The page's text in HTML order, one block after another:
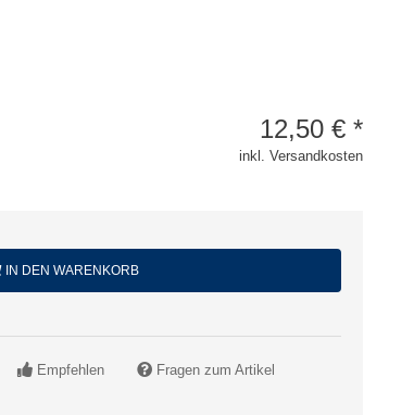
12,50 € *
inkl. Versandkosten
IN DEN WARENKORB
Empfehlen Fragen zum Artikel